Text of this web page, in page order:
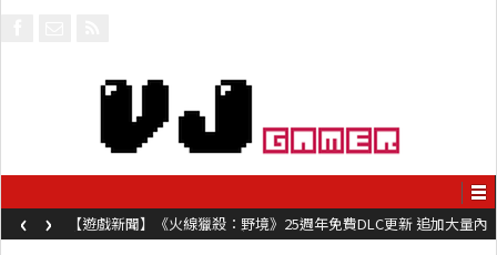
【遊戲新聞】《火線獵殺：野境》25週年免費DLC更新 追加大量內
容同時系舊作限時超平價折扣
‹ ›